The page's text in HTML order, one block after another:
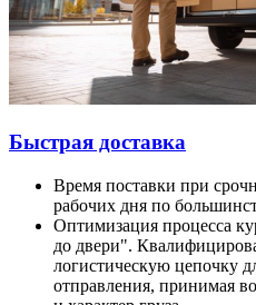
Быстрая доставка
Время поставки при
рабочих дня по
Оптимизация процесса
до двери".
логистическую цепочку
отправления, принимая